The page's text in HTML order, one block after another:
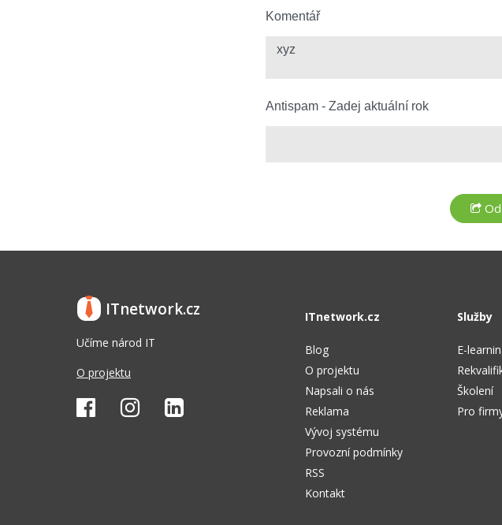
Komentář
Antispam - Zadej aktuální rok
ITnetwork.cz
Učíme národ IT
O projektu
ITnetwork.cz
Blog
O projektu
Napsali o nás
Reklama
Vývoj systému
Provozní podmínky
RSS
Kontakt
Služby
E-
Školení
Pro